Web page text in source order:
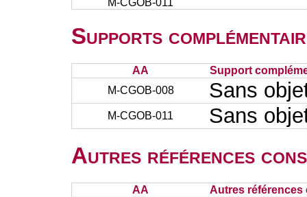
M-CGOB-011
Supports
AA
Support
M-CGOB-008
Sans
M-CGOB-011 Sans
Autres références
AA Autres références